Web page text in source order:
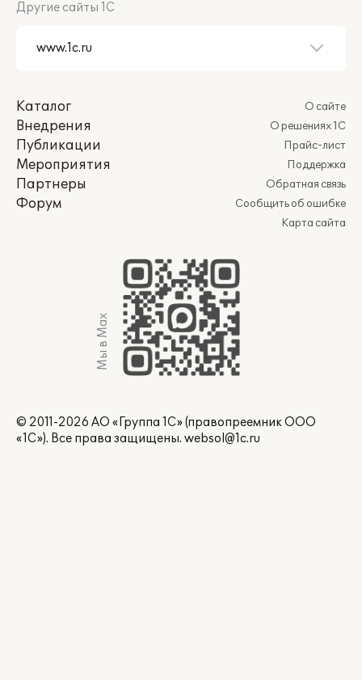
Другие сайты 1С
Каталог
Внедрения
Публикации
Мероприятия
Партнеры
Форум
О сайте
О решениях 1С
Прайс-лист
Поддержка
Обратная связь
Сообщить об ошибке
Карта сайта
Мы в Max
© 2011-2026 АО «Группа 1С» (правопреемник ООО
«1С»). Все права защищены. websol@1c.ru